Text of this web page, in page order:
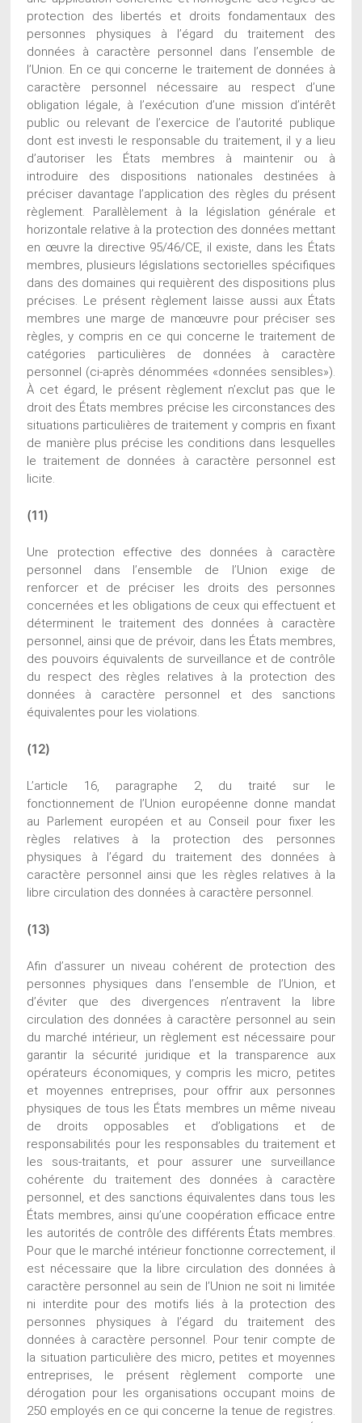
protection des libertés et droits fondamentaux des
personnes physiques à l’égard du traitement des
données à caractère personnel dans l’ensemble de
l’Union. En ce qui concerne le traitement de données à
caractère personnel nécessaire au respect d’une
obligation légale, à l’exécution d’une mission d’intérêt
public ou relevant de l’exercice de l’autorité publique
dont est investi le responsable du traitement, il y a lieu
d’autoriser les États membres à maintenir ou à
introduire des dispositions nationales destinées à
préciser davantage l’application des règles du présent
règlement. Parallèlement à la législation générale et
horizontale relative à la protection des données mettant
en œuvre la directive 95/46/CE, il existe, dans les États
membres, plusieurs législations sectorielles spécifiques
dans des domaines qui requièrent des dispositions plus
précises. Le présent règlement laisse aussi aux États
membres une marge de manœuvre pour préciser ses
règles, y compris en ce qui concerne le traitement de
catégories particulières de données à caractère
personnel (ci-après dénommées «données sensibles»).
À cet égard, le présent règlement n’exclut pas que le
droit des États membres précise les circonstances des
situations particulières de traitement y compris en fixant
de manière plus précise les conditions dans lesquelles
le traitement de données à caractère personnel est
licite.
(11)
Une protection effective des données à caractère
personnel dans l’ensemble de l’Union exige de
renforcer et de préciser les droits des personnes
concernées et les obligations de ceux qui effectuent et
déterminent le traitement des données à caractère
personnel, ainsi que de prévoir, dans les États membres,
des pouvoirs équivalents de surveillance et de contrôle
du respect des règles relatives à la protection des
données à caractère personnel et des sanctions
équivalentes pour les violations.
(12)
L’article 16, paragraphe 2, du traité sur le
fonctionnement de l’Union européenne donne mandat
au Parlement européen et au Conseil pour fixer les
règles relatives à la protection des personnes
physiques à l’égard du traitement des données à
caractère personnel ainsi que les règles relatives à la
libre circulation des données à caractère personnel.
(13)
Afin d’assurer un niveau cohérent de protection des
personnes physiques dans l’ensemble de l’Union, et
d’éviter que des divergences n’entravent la libre
circulation des données à caractère personnel au sein
du marché intérieur, un règlement est nécessaire pour
garantir la sécurité juridique et la transparence aux
opérateurs économiques, y compris les micro, petites
et moyennes entreprises, pour offrir aux personnes
physiques de tous les États membres un même niveau
de droits opposables et d’obligations et de
responsabilités pour les responsables du traitement et
les sous-traitants, et pour assurer une surveillance
cohérente du traitement des données à caractère
personnel, et des sanctions équivalentes dans tous les
États membres, ainsi qu’une coopération efficace entre
les autorités de contrôle des différents États membres.
Pour que le marché intérieur fonctionne correctement, il
est nécessaire que la libre circulation des données à
caractère personnel au sein de l’Union ne soit ni limitée
ni interdite pour des motifs liés à la protection des
personnes physiques à l’égard du traitement des
données à caractère personnel. Pour tenir compte de
la situation particulière des micro, petites et moyennes
entreprises, le présent règlement comporte une
dérogation pour les organisations occupant moins de
250 employés en ce qui concerne la tenue de registres.